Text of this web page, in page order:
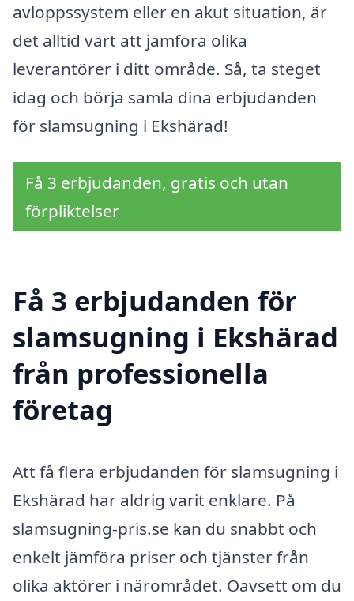
avloppssystem eller en akut situation, är
det alltid värt att jämföra olika
leverantörer i ditt område. Så, ta steget
idag och börja samla dina erbjudanden
för slamsugning i Ekshärad!
Få 3 erbjudanden, gratis och utan
förpliktelser
Få 3 erbjudanden för
slamsugning i Ekshärad
från professionella
företag
Att få flera erbjudanden för slamsugning i
Ekshärad har aldrig varit enklare. På
slamsugning-pris.se kan du snabbt och
enkelt jämföra priser och tjänster från
olika aktörer i närområdet. Oavsett om du